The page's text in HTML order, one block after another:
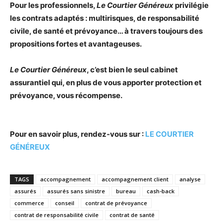
Pour les professionnels,Le Courtier Généreuxprivilégie
les contrats adaptés : multirisques, de responsabilité
civile, de santé et prévoyance… à travers toujours des
propositions fortes et avantageuses.
Le Courtier Généreux, c’est bien le seul cabinet
assurantiel qui, en plus de vous apporter protection et
prévoyance, vous récompense.
Pour en savoir plus, rendez-vous sur : LE COURTIER
GÉNÉREUX
TAGS accompagnement accompagnement client
analyse
assurés
assurés sans sinistre bureau
cash-back
commerce
conseil
contrat de prévoyance
contrat de responsabilité civile
contrat de santé